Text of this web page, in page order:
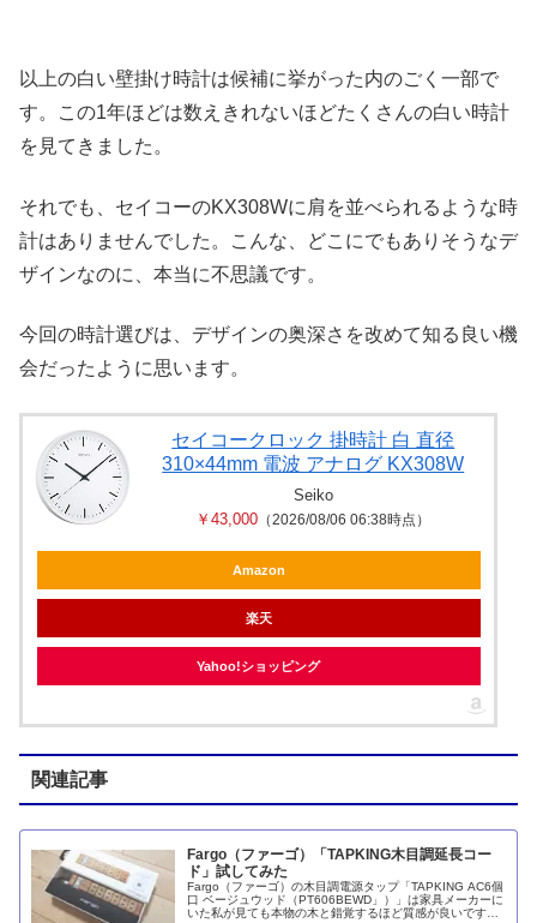
以上の白い壁掛け時計は候補に挙がった内のごく一部で
す。この1年ほどは数えきれないほどたくさんの白い時計
を見てきました。
それでも、セイコーのKX308Wに肩を並べられるような時
計はありませんでした。こんな、どこにでもありそうなデ
ザインなのに、本当に不思議です。
今回の時計選びは、デザインの奥深さを改めて知る良い機
会だったように思います。
セイコークロック 掛時計 白 直径
310×44mm 電波 アナログ KX308W
Seiko
￥43,000 （2026/08/06 06:38時点）
Amazon
楽天
Yahoo!ショッピング
関連記事
Fargo（ファーゴ）「TAPKING木目調延長コー
ド」試してみた
Fargo（ファーゴ）の木目調電源タップ「TAPKING AC6個
口 ベージュウッド（PT606BEWD」）」は家具メーカーに
いた私が見ても本物の木と錯覚するほど質感が良いです。